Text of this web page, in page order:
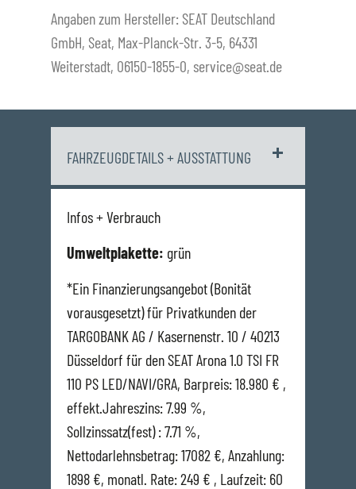
Angaben zum Hersteller: SEAT Deutschland
GmbH, Seat, Max-Planck-Str. 3-5, 64331
Weiterstadt, 06150-1855-0, service@seat.de
FAHRZEUGDETAILS + AUSSTATTUNG
Infos + Verbrauch
Umweltplakette: grün
*Ein Finanzierungsangebot (Bonität
vorausgesetzt) für Privatkunden der
TARGOBANK AG / Kasernenstr. 10 / 40213
Düsseldorf für den SEAT Arona 1.0 TSI FR
110 PS LED/NAVI/GRA, Barpreis: 18.980 € ,
effekt.Jahreszins: 7.99 %,
Sollzinssatz(fest) : 7.71 %,
Nettodarlehnsbetrag: 17082 €, Anzahlung:
1898 €, monatl. Rate: 249 € , Laufzeit: 60